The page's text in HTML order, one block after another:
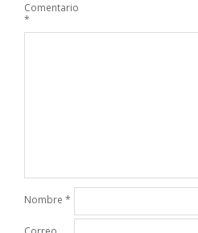
Comentario
*
Nombre *